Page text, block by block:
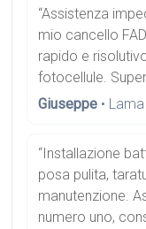
“Assistenza
mio cancello
rapido e
fotocellule.
Giuseppe •
“Installazione
posa pulita,
manutenzione.
numero uno,